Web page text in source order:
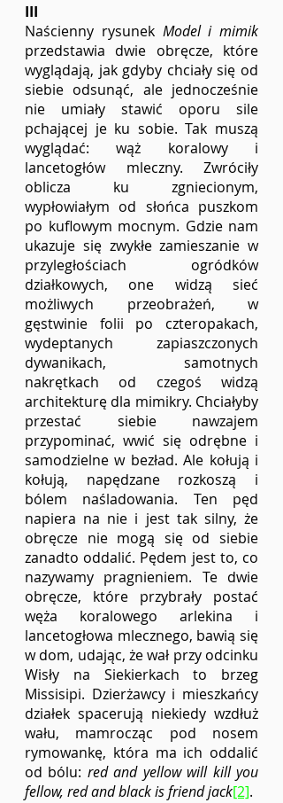
III
Naścienny rysunek Model i mimik
przedstawia dwie obręcze, które
wyglądają, jak gdyby chciały się od
siebie odsunąć, ale jednocześnie
nie umiały stawić oporu sile
pchającej je ku sobie. Tak muszą
wyglądać: wąż koralowy i
lancetogłów mleczny. Zwróciły
oblicza ku zgniecionym,
wypłowiałym od słońca puszkom
po kuflowym mocnym. Gdzie nam
ukazuje się zwykłe zamieszanie w
przyległościach ogródków
działkowych, one widzą sieć
możliwych przeobrażeń, w
gęstwinie folii po czteropakach,
wydeptanych zapiaszczonych
dywanikach, samotnych
nakrętkach od czegoś widzą
architekturę dla mimikry. Chciałyby
przestać siebie nawzajem
przypominać, wwić się odrębne i
samodzielne w bezład. Ale kołują i
kołują, napędzane rozkoszą i
bólem naśladowania. Ten pęd
napiera na nie i jest tak silny, że
obręcze nie mogą się od siebie
zanadto oddalić. Pędem jest to, co
nazywamy pragnieniem. Te dwie
obręcze, które przybrały postać
węża koralowego arlekina i
lancetogłowa mlecznego, bawią się
w dom, udając, że wał przy odcinku
Wisły na Siekierkach to brzeg
Missisipi. Dzierżawcy i mieszkańcy
działek spacerują niekiedy wzdłuż
wału, mamrocząc pod nosem
rymowankę, która ma ich oddalić
od bólu: red and yellow will kill you
fellow, red and black is friend jack[2].